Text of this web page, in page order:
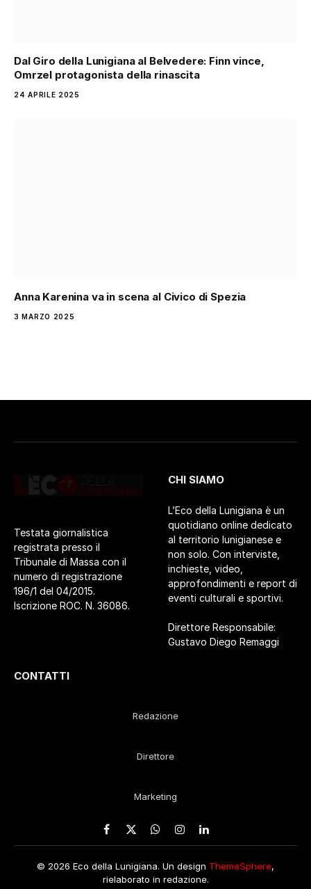
Dal Giro della Lunigiana al Belvedere: Finn vince,
Omrzel protagonista della rinascita
24 APRILE 2025
Anna Karenina va in scena al Civico di Spezia
3 MARZO 2025
Testata giornalistica
registrata presso il
Tribunale di Massa con il
numero di registrazione
196/1 del 04/2015.
Iscrizione ROC. N. 36086.
CHI SIAMO
L’Eco della Lunigiana è un
quotidiano online dedicato
al territorio lunigianese e
non solo. Con interviste,
inchieste, video,
approfondimenti e report di
eventi culturali e sportivi.
Direttore Responsabile:
Gustavo Diego Remaggi
CONTATTI
Redazione
Direttore
Marketing
Facebook
X
WhatsApp
Instagram
LinkedIn
© 2026 Eco della Lunigiana. Un design ThemeSphere,
rielaborato in redazione.